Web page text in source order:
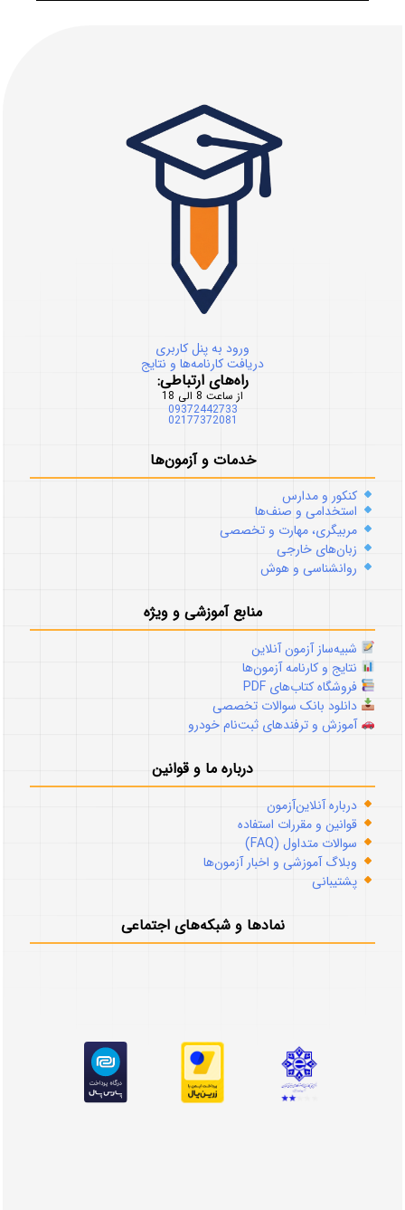
ورود به پنل کاربری
دریافت کارنامه‌ها و نتایج
راه‌های ارتباطی:
از ساعت 8 الی 18
09372442733
02177372081
خدمات و آزمون‌ها
کنکور و مدارس
استخدامی و صنف‌ها
مربیگری، مهارت و تخصصی
زبان‌های خارجی
روانشناسی و هوش
منابع آموزشی و ویژه
شبیه‌ساز آزمون آنلاین
نتایج و کارنامه آزمون‌ها
فروشگاه کتاب‌های PDF
دانلود بانک سوالات تخصصی
آموزش و ترفندهای ثبت‌نام خودرو
درباره ما و قوانین
درباره آنلاین‌آزمون
قوانین و مقررات استفاده
سوالات متداول (FAQ)
وبلاگ آموزشی و اخبار آزمون‌ها
پشتیبانی
نمادها و شبکه‌های اجتماعی